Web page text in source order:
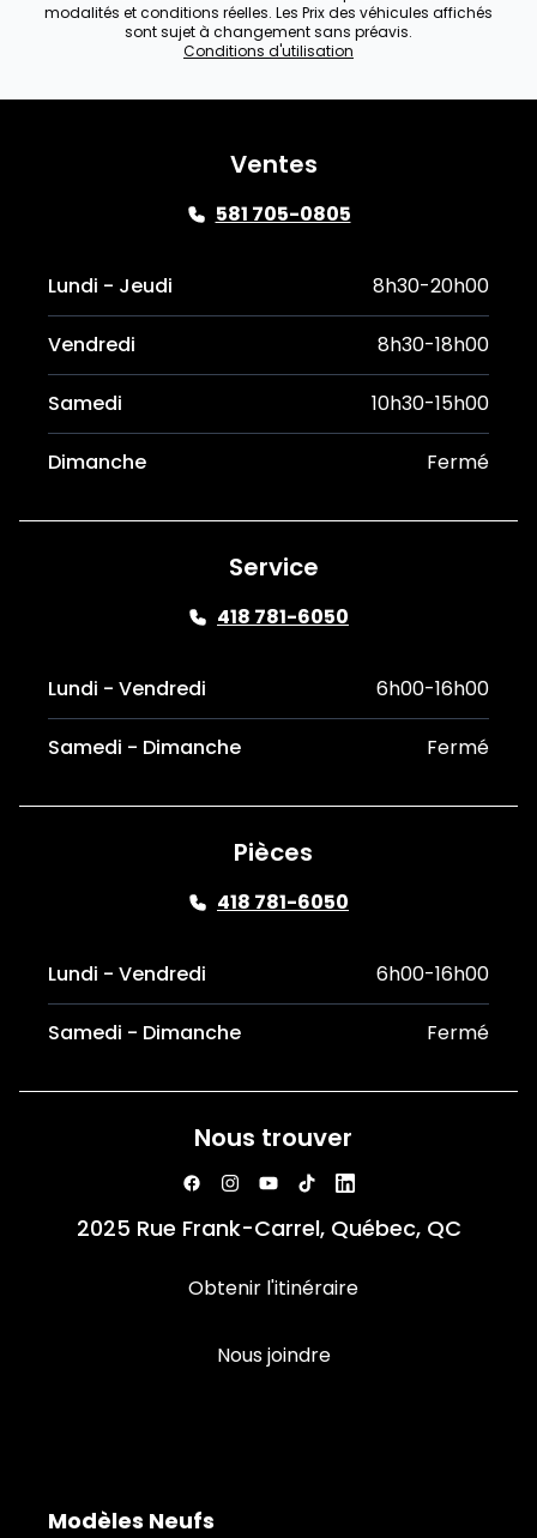
modalités et conditions réelles. Les Prix des véhicules affichés
sont sujet à changement sans préavis.
Conditions d'utilisation
Ventes
581 705-0805
Lundi - Jeudi 8h30-20h00
Vendredi 8h30-18h00
Samedi 10h30-15h00
Dimanche Fermé
Service
418 781-6050
Lundi - Vendredi 6h00-16h00
Samedi - Dimanche Fermé
Pièces
418 781-6050
Lundi - Vendredi 6h00-16h00
Samedi - Dimanche Fermé
Nous trouver
2025 Rue Frank-Carrel, Québec, QC
Obtenir l'itinéraire
Nous joindre
Modèles Neufs